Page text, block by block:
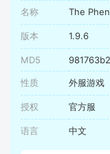
名称 The
版本 1.9.6
MD5
性质 外服游戏
授权 官方服
语言 中文